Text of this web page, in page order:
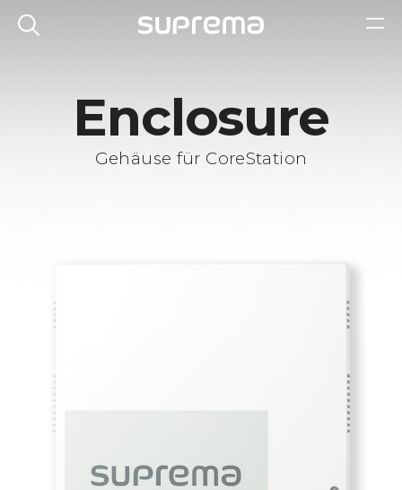
Enclosure
Gehäuse für CoreStation